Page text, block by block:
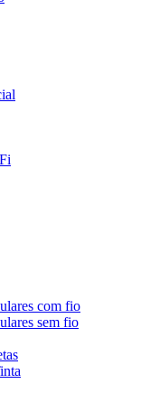
com fio
sem fio